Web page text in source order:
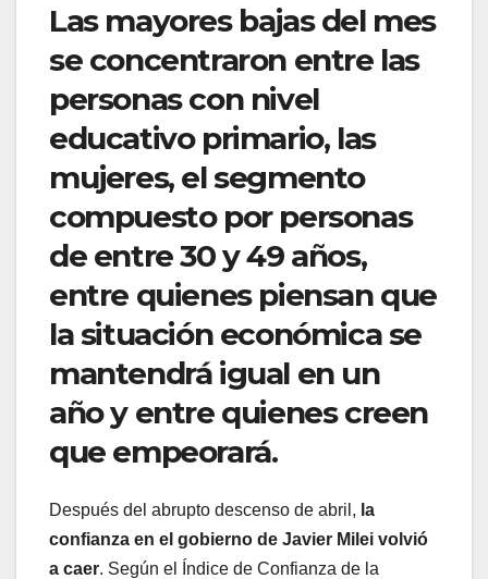
Las mayores bajas del mes
se concentraron entre las
personas con nivel
educativo primario, las
mujeres, el segmento
compuesto por personas
de entre 30 y 49 años,
entre quienes piensan que
la situación económica se
mantendrá igual en un
año y entre quienes creen
que empeorará.
Después del abrupto descenso de abril, la
confianza en el gobierno de Javier Milei volvió
a caer. Según el Índice de Confianza de la